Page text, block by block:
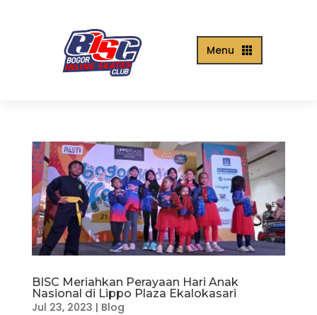

Menu
BISC Meriahkan Perayaan Hari Anak
Nasional di Lippo Plaza Ekalokasari
Jul 23, 2023 | Blog